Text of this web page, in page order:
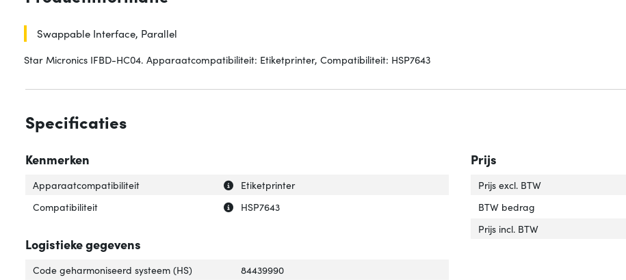
Swappable Interface, Parallel
Star Micronics IFBD-HC04. Apparaatcompatibiliteit: Etiketprinter, Compatibiliteit: HSP7643
Specificaties
Kenmerken
Uitleg over 'Apparaatcompatibiliteit'
Verberg uitleg over 'Apparaatcompatibiliteit'
Apparaatcompatibiliteit
Etiketprinter
Uitleg over 'Compatibiliteit'
Verberg uitleg over 'Compatibiliteit'
Compatibiliteit HSP7643
Logistieke gegevens
Code geharmoniseerd systeem (HS) 84439990
Prijs
Prijs excl. BTW
BTW bedrag
Prijs incl. BTW